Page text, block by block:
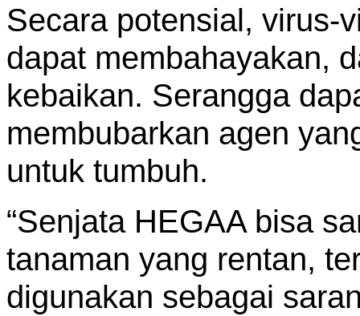
Secara potensial, virus-
dapat membahayakan,
kebaikan. Serangga
membubarkan agen
untuk tumbuh.
“Senjata HEGAA bisa
tanaman yang rentan,
digunakan sebagai